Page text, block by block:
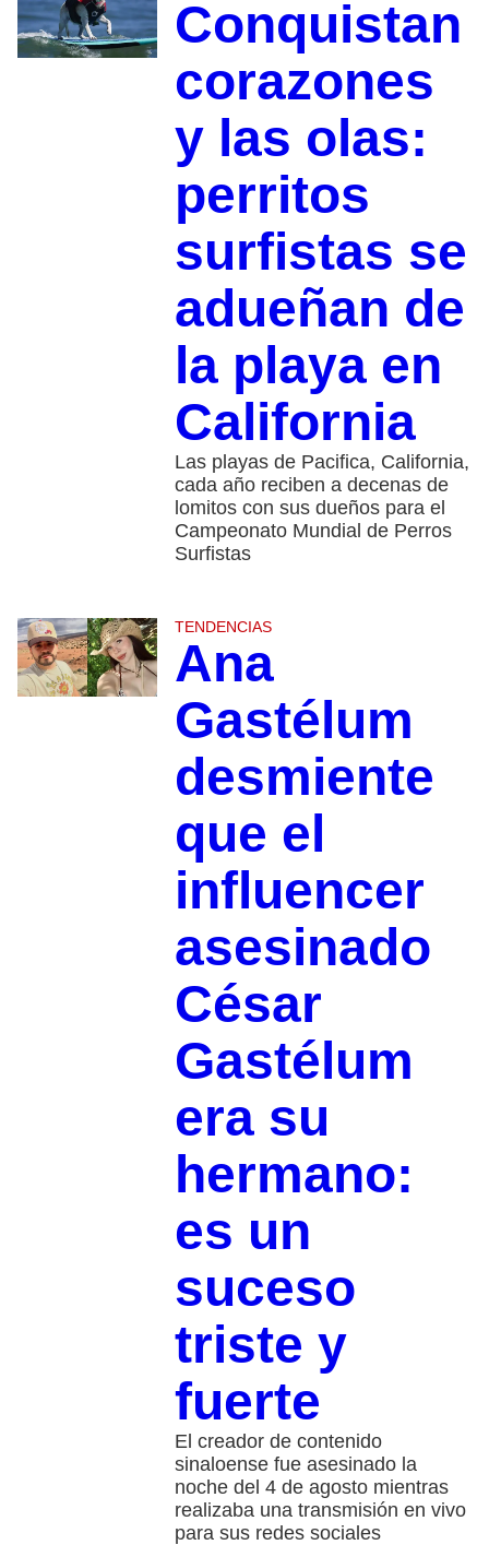
Conquistan
corazones
y las olas:
perritos
surfistas se
adueñan de
la playa en
California
Las playas de Pacifica, California,
cada año reciben a decenas de
lomitos con sus dueños para el
Campeonato Mundial de Perros
Surfistas
TENDENCIAS
Ana
Gastélum
desmiente
que el
influencer
asesinado
César
Gastélum
era su
hermano:
es un
suceso
triste y
fuerte
El creador de contenido
sinaloense fue asesinado la
noche del 4 de agosto mientras
realizaba una transmisión en vivo
para sus redes sociales